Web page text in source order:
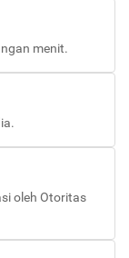
menit.
oleh Otoritas